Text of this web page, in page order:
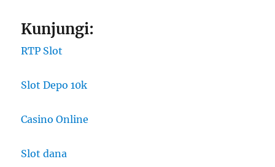
Kunjungi:
RTP Slot
Slot Depo 10k
Casino Online
Slot dana